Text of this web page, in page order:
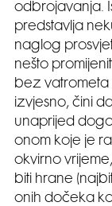
odbrojavanja.
predstavlja
naglog
nešto
bez vatrometa
izvjesno, čini
unaprijed
onom koje je
okvirno
biti hrane
onih dočeka